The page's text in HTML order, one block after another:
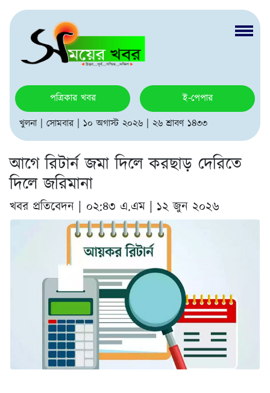
পত্রিকার খবর
ই-পেপার
খুলনা | সোমবার | ১০ অগাস্ট ২০২৬ | ২৬ শ্রাবণ ১৪৩৩
আগে রিটার্ন জমা দিলে করছাড় দেরিতে
দিলে জরিমানা
খবর প্রতিবেদন | ০২:৪৩ এ.এম | ১২ জুন ২০২৬